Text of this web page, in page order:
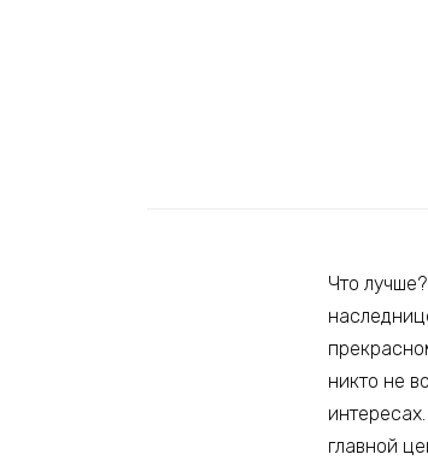
Что
никто не
главной